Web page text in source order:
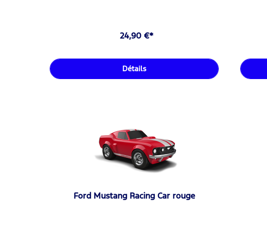
24,90 €*
Détails
Ford Mustang Racing Car rouge